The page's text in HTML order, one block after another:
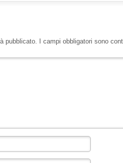
pubblicato. I campi obbligatori sono